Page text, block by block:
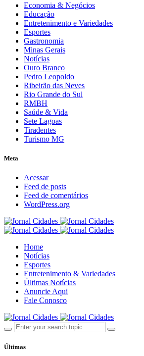
Economia & Negócios
Educação
Entretenimento e Variedades
Esportes
Gastronomia
Minas Gerais
Notícias
Ouro Branco
Pedro Leopoldo
Ribeirão das Neves
Rio Grande do Sul
RMBH
Saúde & Vida
Sete Lagoas
Tiradentes
Turismo MG
Meta
Acessar
Feed de posts
Feed de comentários
WordPress.org
Home
Notícias
Esportes
Entretenimento & Variedades
Últimas Notícias
Anuncie Aqui
Fale Conosco
Últimas